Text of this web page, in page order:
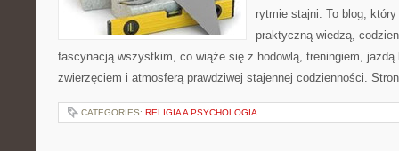
rytmie stajni. To blog,
praktyczną wiedzą,
fascynacją wszystkim, co wiąże się z hodowlą, treningiem, jazdą
zwierzęciem i atmosferą prawdziwej stajennej codzienności.
CATEGORIES: RELIGIA A PSYCHOLOGIA